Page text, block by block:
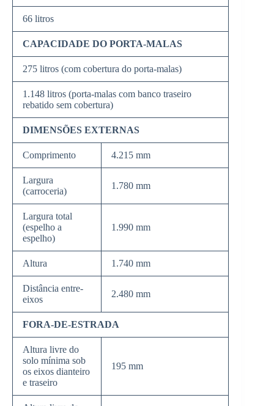
66 litros
CAPACIDADE DO PORTA-MALAS
275 litros (com cobertura do porta-malas)
1.148 litros (porta-malas com banco traseiro
rebatido sem cobertura)
DIMENSÕES EXTERNAS
Comprimento 4.215 mm
Largura
(carroceria)
1.780 mm
Largura total
(espelho a
espelho)
1.990 mm
Altura 1.740 mm
Distância entre-
eixos
2.480 mm
FORA-DE-ESTRADA
Altura livre do
solo mínima sob
os eixos dianteiro
e traseiro
195 mm